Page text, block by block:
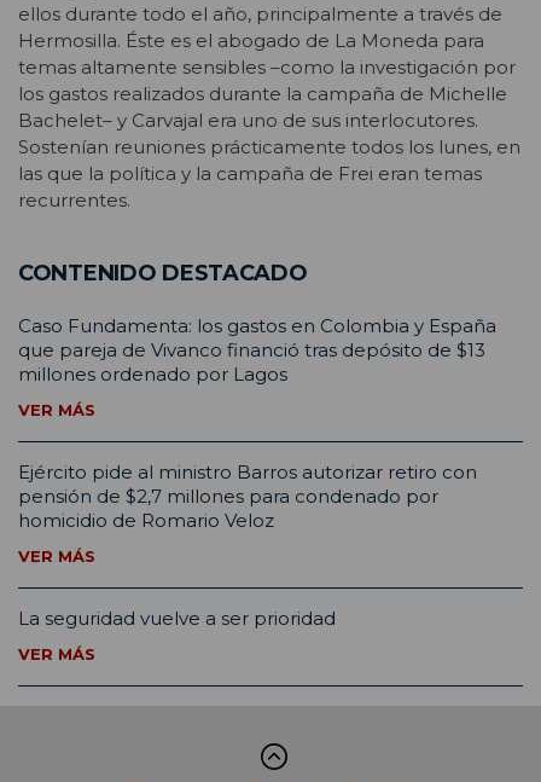
ellos durante todo el año, principalmente a través de
Hermosilla. Éste es el abogado de La Moneda para
temas altamente sensibles –como la investigación por
los gastos realizados durante la campaña de Michelle
Bachelet– y Carvajal era uno de sus interlocutores.
Sostenían reuniones prácticamente todos los lunes, en
las que la política y la campaña de Frei eran temas
recurrentes.
CONTENIDO DESTACADO
Caso Fundamenta: los gastos en Colombia y España
que pareja de Vivanco financió tras depósito de $13
millones ordenado por Lagos
VER MÁS
Ejército pide al ministro Barros autorizar retiro con
pensión de $2,7 millones para condenado por
homicidio de Romario Veloz
VER MÁS
La seguridad vuelve a ser prioridad
VER MÁS